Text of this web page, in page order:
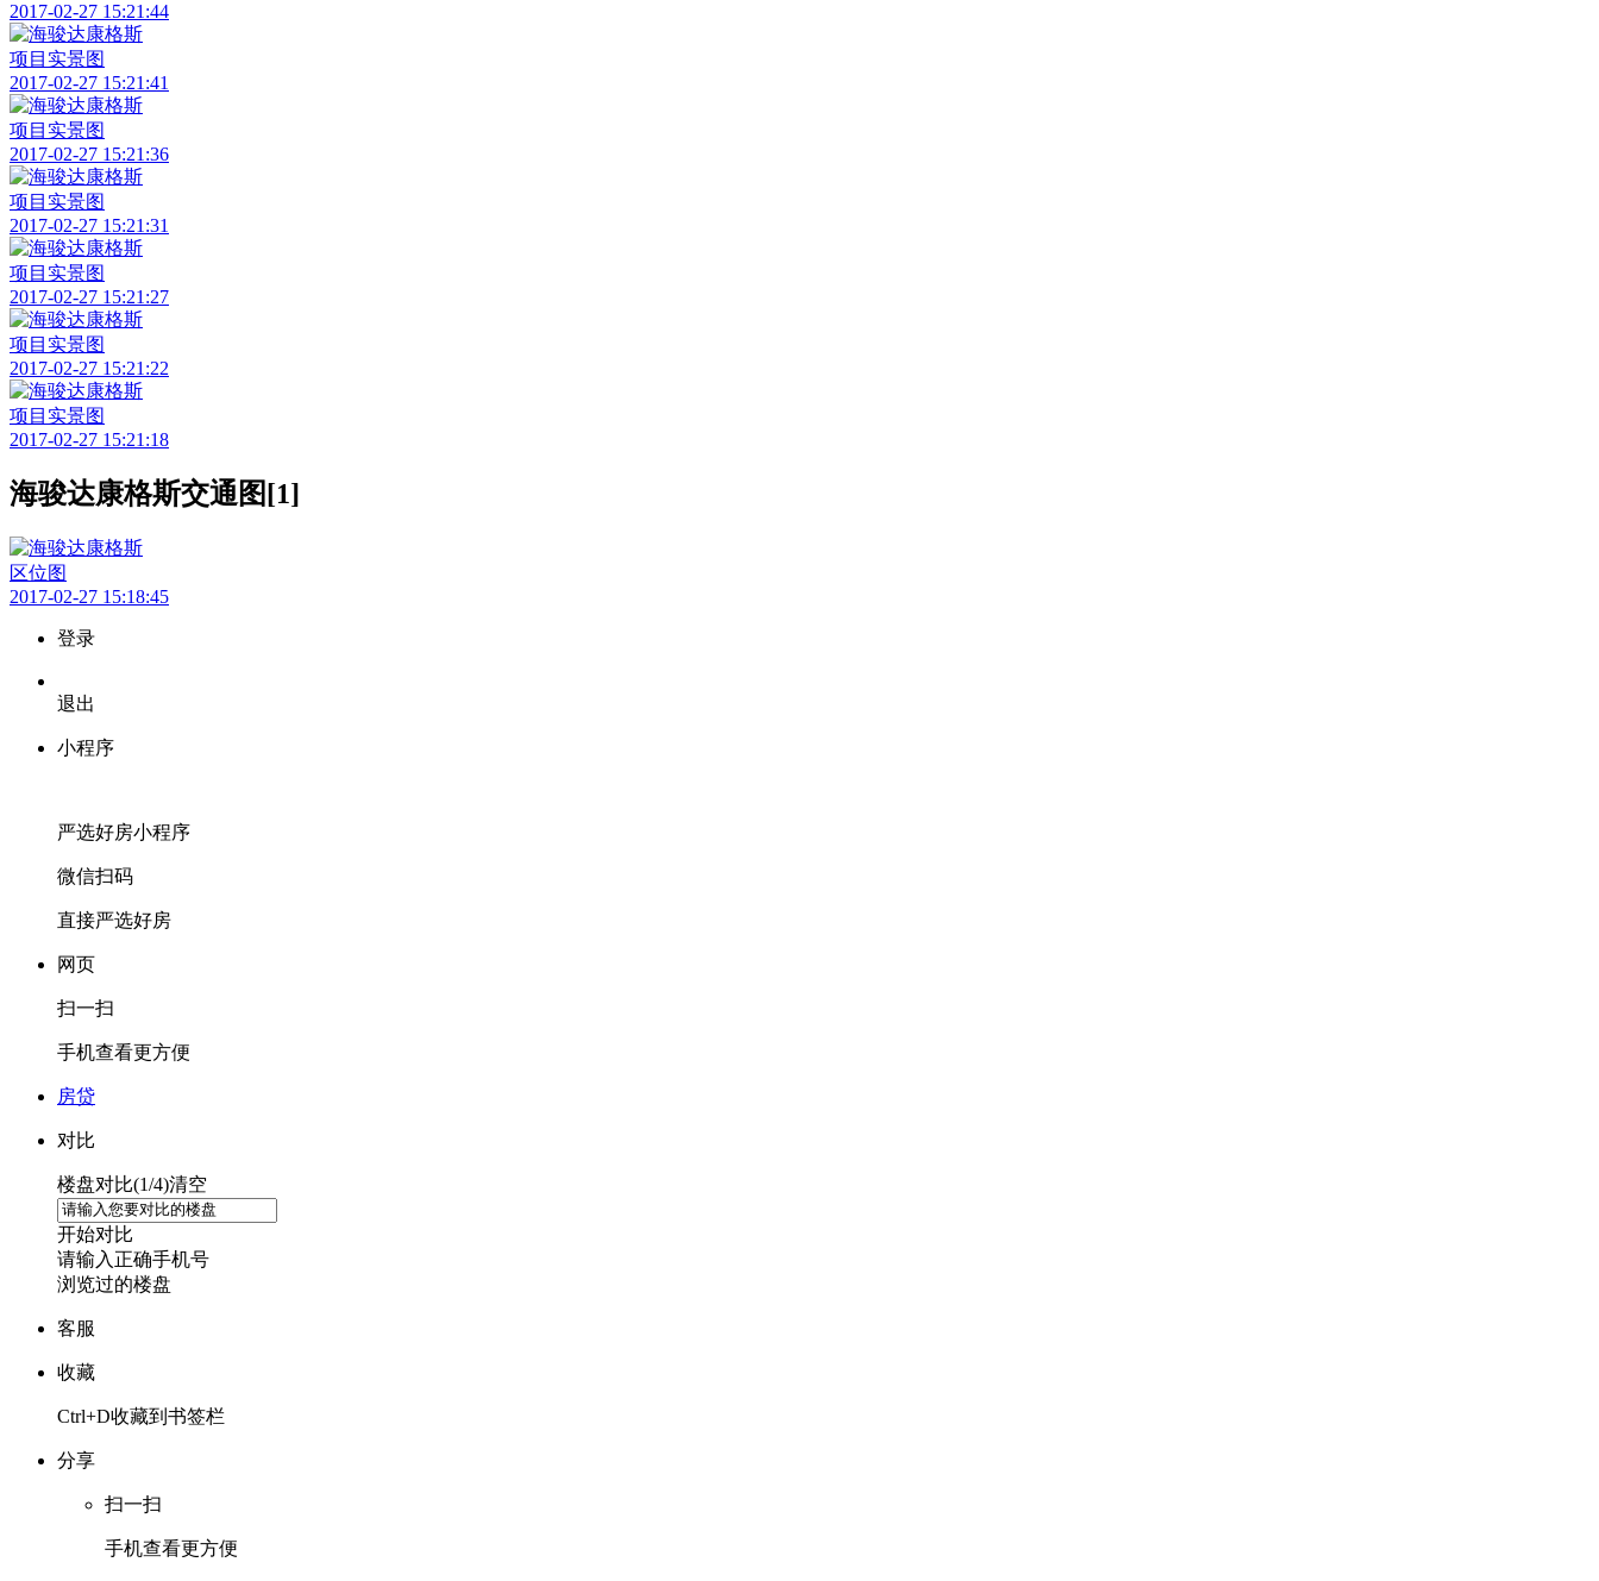
2017-02-27 15:21:44
项目实景图
2017-02-27 15:21:41
项目实景图
2017-02-27 15:21:36
项目实景图
2017-02-27 15:21:31
项目实景图
2017-02-27 15:21:27
项目实景图
2017-02-27 15:21:22
项目实景图
2017-02-27 15:21:18
海骏达康格斯交通图[1]
区位图
2017-02-27 15:18:45
登录
退出
小程序
严选好房小程序
微信扫码
直接严选好房
网页
扫一扫
手机查看更方便
房贷
对比
楼盘对比(1/4)清空
开始对比
请输入正确手机号
浏览过的楼盘
客服
收藏
Ctrl+D收藏到书签栏
分享
扫一扫
手机查看更方便